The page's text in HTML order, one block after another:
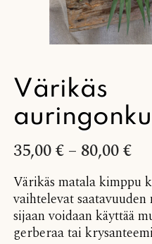
Värikäs
35,00€– 80,00€
Värikäs matala kimppu
vaihtelevat
sijaan voidaan käyttää
gerberaa tai